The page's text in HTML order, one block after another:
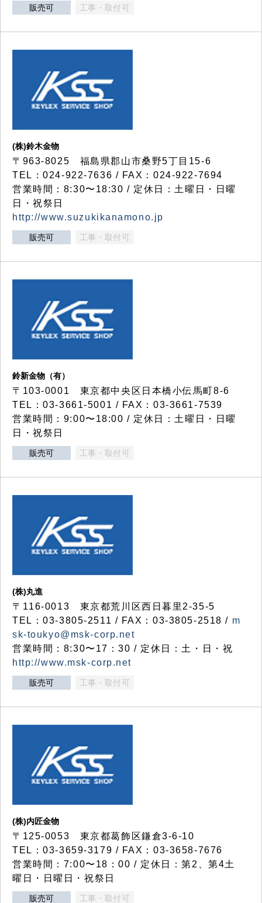
販売可 工事・取付可
(株)鈴木金物
〒963-8025 福島県郡山市桑野5丁目15-6
TEL：024-922-7636 / FAX：024-922-7694
営業時間：8:30〜18:30 / 定休日：土曜日・日曜
日・祝祭日
http://www.suzukikanamono.jp
販売可 工事・取付可
鈴新金物（有）
〒103-0001 東京都中央区日本橋小伝馬町8-6
TEL：03-3661-5001 / FAX：03-3661-7539
営業時間：9:00〜18:00 / 定休日：土曜日・日曜
日・祝祭日
販売可 工事・取付可
(株)丸進
〒116-0013 東京都荒川区西日暮里2-35-5
TEL：03-3805-2511 / FAX：03-3805-2518 / m
sk-toukyo@msk-corp.net
営業時間：8:30〜17：30 / 定休日：土・日・祝
http://www.msk-corp.net
販売可 工事・取付可
(株)内匠金物
〒125-0053 東京都葛飾区鎌倉3-6-10
TEL：03-3659-3179 / FAX：03-3658-7676
営業時間：7:00〜18：00 / 定休日：第2、第4土
曜日・日曜日・祝祭日
販売可 工事・取付可